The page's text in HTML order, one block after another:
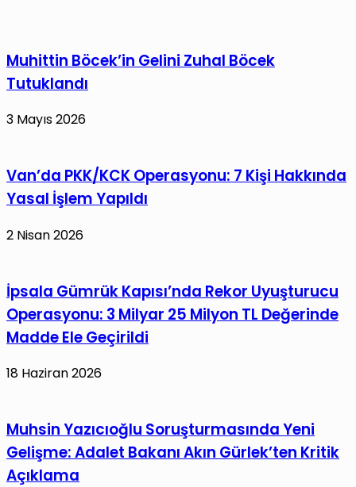
Muhittin Böcek’in Gelini Zuhal Böcek
Tutuklandı
3 Mayıs 2026
Van’da PKK/KCK Operasyonu: 7 Kişi Hakkında
Yasal İşlem Yapıldı
2 Nisan 2026
İpsala Gümrük Kapısı’nda Rekor Uyuşturucu
Operasyonu: 3 Milyar 25 Milyon TL Değerinde
Madde Ele Geçirildi
18 Haziran 2026
Muhsin Yazıcıoğlu Soruşturmasında Yeni
Gelişme: Adalet Bakanı Akın Gürlek’ten Kritik
Açıklama